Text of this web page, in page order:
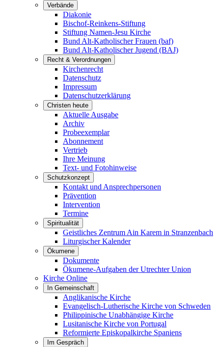
Verbände
Diakonie
Bischof-Reinkens-Stiftung
Stiftung Namen-Jesu Kirche
Bund Alt-Katholischer Frauen (baf)
Bund Alt-Katholischer Jugend (BAJ)
Recht & Verordnungen
Kirchenrecht
Datenschutz
Impressum
Datenschutzerklärung
Christen heute
Aktuelle Ausgabe
Archiv
Probeexemplar
Abonnement
Vertrieb
Ihre Meinung
Text- und Fotohinweise
Schutzkonzept
Kontakt und Ansprechpersonen
Prävention
Intervention
Termine
Spiritualität
Geistliches Zentrum Ain Karem in Stranzenbach
Liturgischer Kalender
Ökumene
Dokumente
Ökumene-Aufgaben der Utrechter Union
Kirche Online
In Gemeinschaft
Anglikanische Kirche
Evangelisch-Lutherische Kirche von Schweden
Philippinische Unabhängige Kirche
Lusitanische Kirche von Portugal
Reformierte Episkopalkirche Spaniens
Im Gespräch